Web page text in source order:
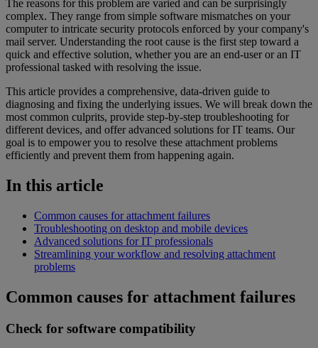
The reasons for this problem are varied and can be surprisingly
complex. They range from simple software mismatches on your
computer to intricate security protocols enforced by your company's
mail server. Understanding the root cause is the first step toward a
quick and effective solution, whether you are an end-user or an IT
professional tasked with resolving the issue.
This article provides a comprehensive, data-driven guide to
diagnosing and fixing the underlying issues. We will break down the
most common culprits, provide step-by-step troubleshooting for
different devices, and offer advanced solutions for IT teams. Our
goal is to empower you to resolve these attachment problems
efficiently and prevent them from happening again.
In this article
Common causes for attachment failures
Troubleshooting on desktop and mobile devices
Advanced solutions for IT professionals
Streamlining your workflow and resolving attachment
problems
Common causes for attachment failures
Check for software compatibility